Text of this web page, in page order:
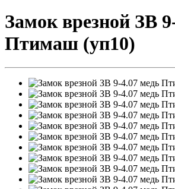
Замок врезной ЗВ
Птимаш (уп10)